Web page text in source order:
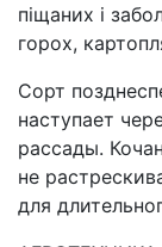
піщаних і
горох,
Сорт
наступает
рассады.
не
для